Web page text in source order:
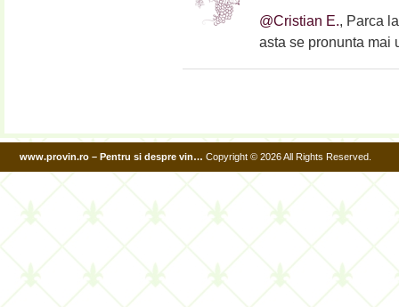
@Cristian E., Parca
asta se pronunta mai
www.provin.ro – Pentru si despre vin… Copyright © 2026 All Rights Reserved.